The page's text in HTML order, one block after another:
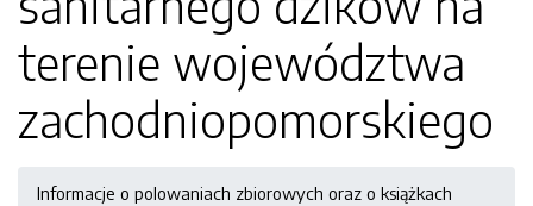
terenie województwa
zachodniopomorskiego
Informacje o polowaniach zbiorowych oraz o książkach